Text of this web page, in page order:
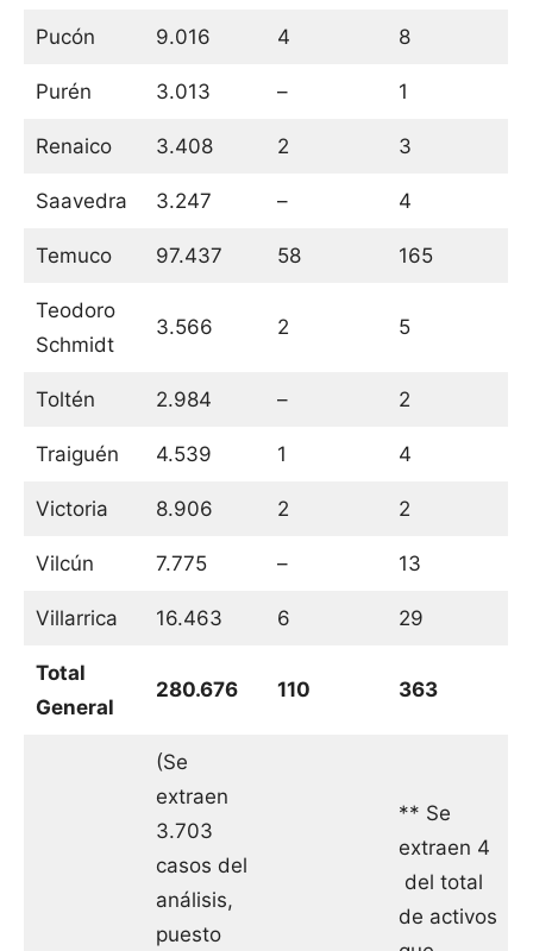
Pucón 9.016 4 8
Purén 3.013 – 1
Renaico 3.408 2 3
Saavedra 3.247 – 4
Temuco 97.437 58 165
Teodoro
Schmidt
3.566 2 5
Toltén 2.984 – 2
Traiguén 4.539 1 4
Victoria 8.906 2 2
Vilcún 7.775 – 13
Villarrica 16.463 6 29
Total
General
280.676 110 363
(Se
extraen
3.703
casos del
análisis,
puesto
** Se
extraen 4
del total
de activos